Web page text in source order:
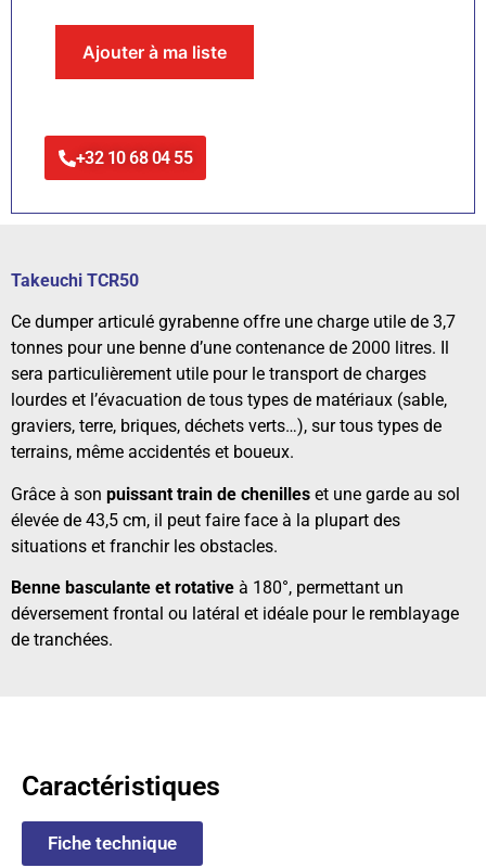
Ajouter à ma liste
+32 10 68 04 55
Takeuchi TCR50
Ce dumper articulé gyrabenne offre une charge utile de 3,7
tonnes pour une benne d’une contenance de 2000 litres. Il
sera particulièrement utile pour le transport de charges
lourdes et l’évacuation de tous types de matériaux (sable,
graviers, terre, briques, déchets verts…), sur tous types de
terrains, même accidentés et boueux.
Grâce à son puissant train de chenilles et une garde au sol
élevée de 43,5 cm, il peut faire face à la plupart des
situations et franchir les obstacles.
Benne basculante et rotative à 180°, permettant un
déversement frontal ou latéral et idéale pour le remblayage
de tranchées.
Caractéristiques
Fiche technique